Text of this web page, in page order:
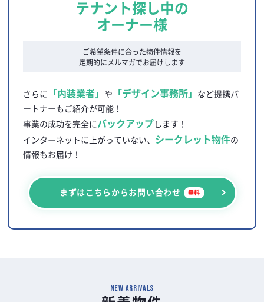
テナント探し中の
オーナー様
ご希望条件に合った物件情報を
定期的にメルマガでお届けします
さらに 「内装業者」 や 「デザイン事務所」
など提携パ
ートナーもご紹介が可能！
事業の成功を完全に バックアップ します！
インターネットに上がっていない、 シークレット物件の
情報もお届け！
まずはこちらからお問い合わせ 無料
NEW ARRIVALS